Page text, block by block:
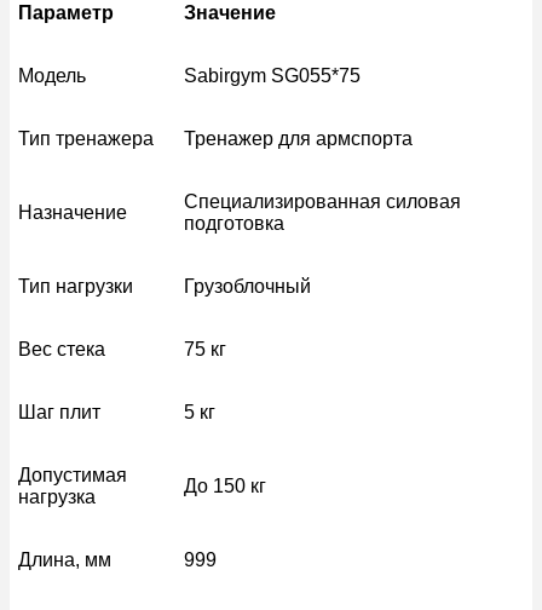
Параметр Значение
Модель Sabirgym SG055*75
Тип тренажера Тренажер для армспорта
Назначение
Специализированная силовая
подготовка
Тип нагрузки Грузоблочный
Вес стека 75 кг
Шаг плит 5 кг
Допустимая
нагрузка
До 150 кг
Длина, мм 999